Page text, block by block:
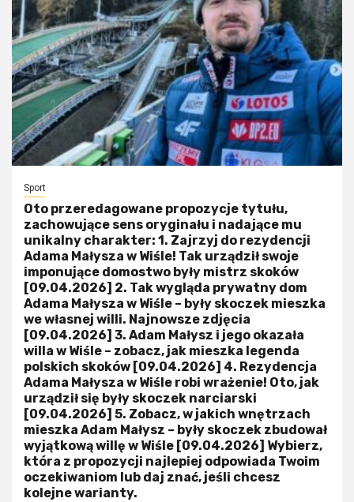
Sport
Oto przeredagowane propozycje tytułu,
zachowujące sens oryginału i nadające mu
unikalny charakter: 1. Zajrzyj do rezydencji
Adama Małysza w Wiśle! Tak urządził swoje
imponujące domostwo były mistrz skoków
[09.04.2026] 2. Tak wygląda prywatny dom
Adama Małysza w Wiśle – były skoczek mieszka
we własnej willi. Najnowsze zdjęcia
[09.04.2026] 3. Adam Małysz i jego okazała
willa w Wiśle – zobacz, jak mieszka legenda
polskich skoków [09.04.2026] 4. Rezydencja
Adama Małysza w Wiśle robi wrażenie! Oto, jak
urządził się były skoczek narciarski
[09.04.2026] 5. Zobacz, w jakich wnętrzach
mieszka Adam Małysz – były skoczek zbudował
wyjątkową willę w Wiśle [09.04.2026] Wybierz,
która z propozycji najlepiej odpowiada Twoim
oczekiwaniom lub daj znać, jeśli chcesz
kolejne warianty.